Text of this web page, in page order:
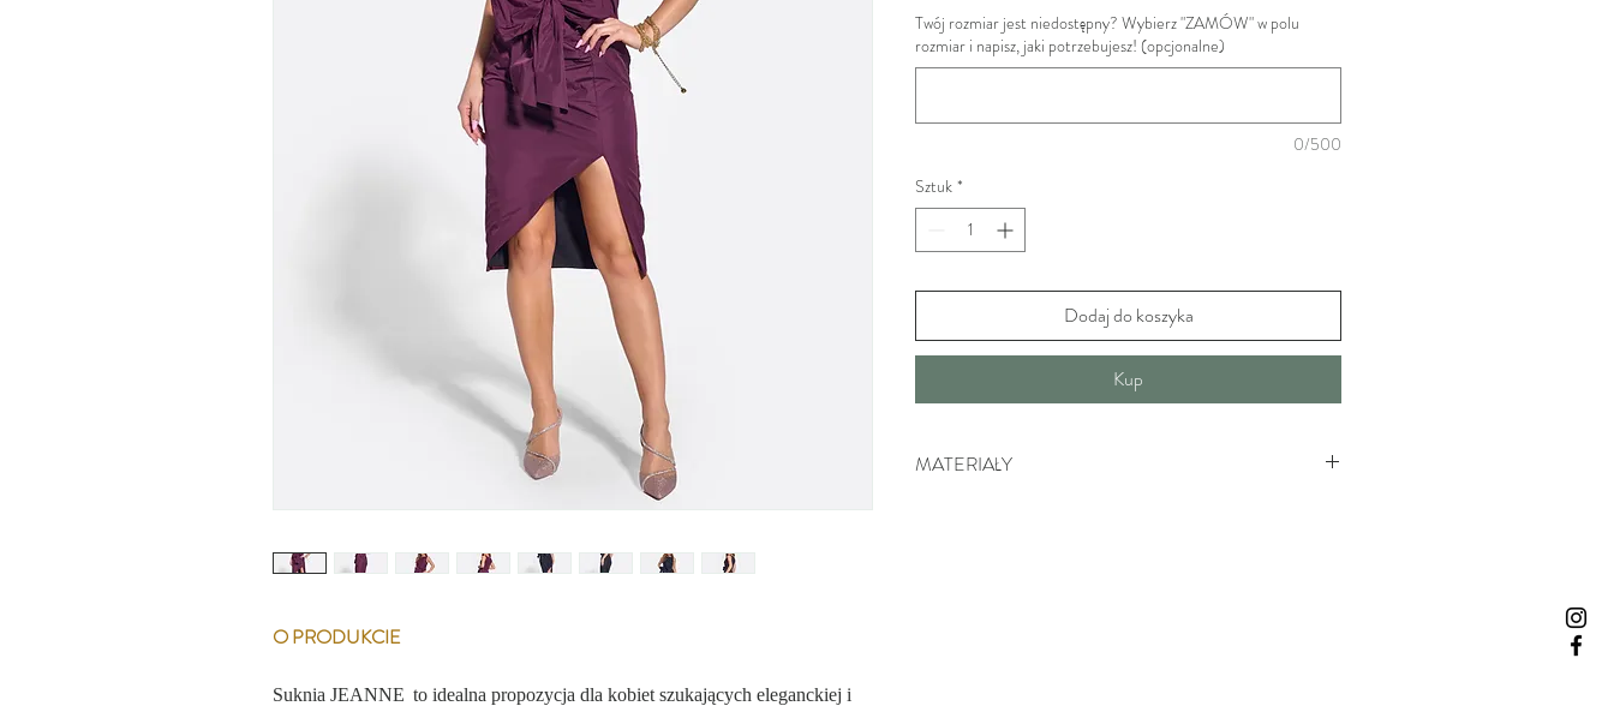
O PRODUKCIE
Suknia JEANNE to idealna propozycja dla kobiet szukających eleganckiej i
Twój rozmiar jest niedostępny? Wybierz "ZAMÓW" w polu
rozmiar i napisz, jaki potrzebujesz! (opcjonalne)
0/500
Sztuk *
Dodaj do koszyka
Kup
MATERIAŁY